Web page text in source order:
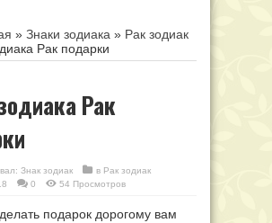
» Знаки зодиака » Рак зодиак
Рак подарки
Рак
Знак зодиак в Рак зодиак
0 54 Просмотров
подарок дорогому вам